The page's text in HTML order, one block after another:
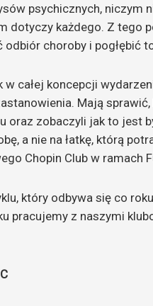
psychicznych, niczym
dotyczy każdego. Z tego
odbiór choroby i pogłębić
w całej koncepcji
Mają
oraz zobaczyli jak to jest
a nie na łatkę, którą
Chopin Club w ramach
który odbywa się co
pracujemy z naszymi